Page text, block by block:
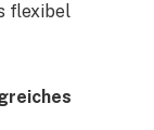
flexibel